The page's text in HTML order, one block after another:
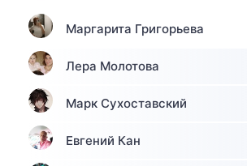
Маргарита Григорьева
Лера Молотова
Марк Сухоставский
Евгений Кан